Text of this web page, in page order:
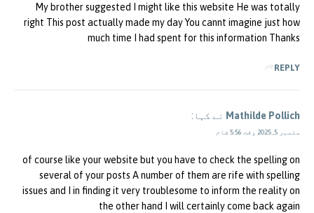
My brother suggested I might like this website He was totally
right This post actually made my day You cannt imagine just how
much time I had spent for this information Thanks
REPLY
Mathilde Pollich نے کہا:
ستمبر 5, 2025 وقت 5:56 شام
of course like your website but you have to check the spelling on
several of your posts A number of them are rife with spelling
issues and I in finding it very troublesome to inform the reality on
the other hand I will certainly come back again